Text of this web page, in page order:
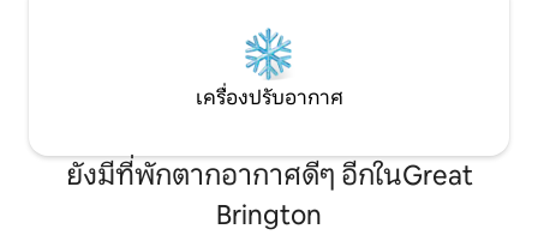
เครื่องปรับอากาศ
ยังมีที่พักตากอากาศดีๆ อีกในGreat
Brington